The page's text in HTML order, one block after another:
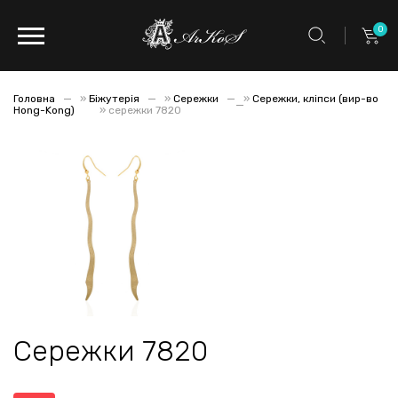
0
Головна » Біжутерія » Сережки » Сережки, кліпси (вир-во
Hong-Kong)
» сережки 7820
Сережки 7820